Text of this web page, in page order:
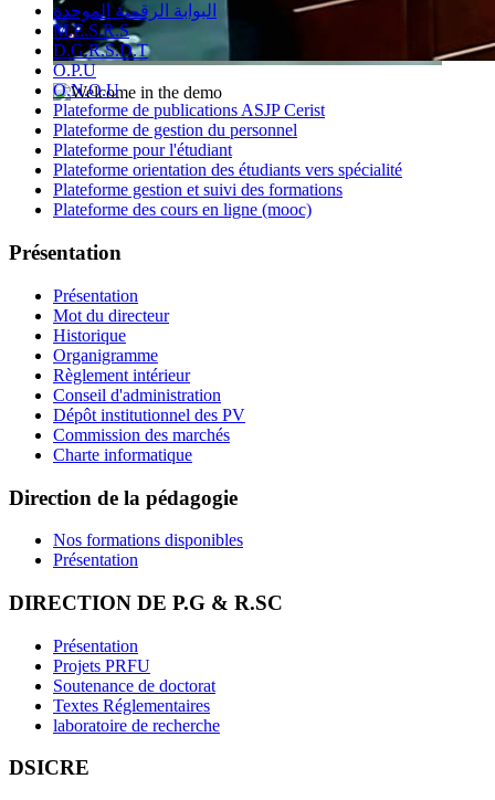
البوابة الرقمية الموحدة
M.E.S.R.S
D.G.R.S.D.T
O.P.U
O.N.O.U
Plateforme de publications ASJP Cerist
Plateforme de gestion du personnel
Plateforme pour l'étudiant
Plateforme orientation des étudiants vers spécialité
Plateforme gestion et suivi des formations
Plateforme des cours en ligne (mooc)
Présentation
Présentation
Mot du directeur
Historique
Organigramme
Règlement intérieur
Conseil d'administration
Dépôt institutionnel des PV
Commission des marchés
Charte informatique
Direction de la pédagogie
Nos formations disponibles
Présentation
DIRECTION DE P.G & R.SC
Présentation
Projets PRFU
Soutenance de doctorat
Textes Réglementaires
laboratoire de recherche
DSICRE